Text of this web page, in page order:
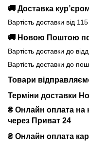
🚚 Доставка
Вартість доставки від
🚚 Новою Поштою по
Вартість доставки до
Вартість доставки до
Товари
Терміни доставки
₴ Онлайн оплата на
через Приват 24
₴ Онлайн оплата